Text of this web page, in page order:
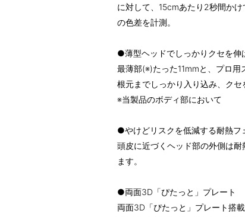
に対して、15cmあたり2秒間か
の色差を計測。
●薄型ヘッドでしっかりクセを伸
最薄部(※)たった11mmと、プロ
根元までしっかり入り込み、クセ
※当製品のボディ部において
●やけどリスクを低減する耐熱フ
頭皮に近づくヘッド部の外側は
ます。
●両面3D「ぴたっと」プレート
両面3D「ぴたっと」プレート搭